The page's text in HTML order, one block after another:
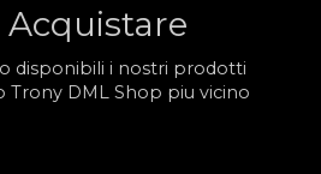
Acquistare
disponibili i nostri prodotti
Trony DML Shop piu vicino